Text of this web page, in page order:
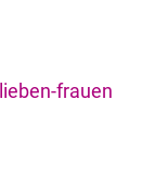
frauen